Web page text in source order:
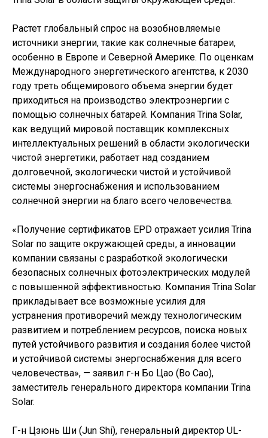
Растет глобальный спрос на возобновляемые
источники энергии, такие как солнечные батареи,
особенно в Европе и Северной Америке. По оценкам
Международного энергетического агентства, к 2030
году треть общемирового объема энергии будет
приходиться на производство электроэнергии с
помощью солнечных батарей. Компания Trina Solar,
как ведущий мировой поставщик комплексных
интеллектуальных решений в области экологически
чистой энергетики, работает над созданием
долговечной, экологически чистой и устойчивой
системы энергоснабжения и использованием
солнечной энергии на благо всего человечества.
«Получение сертификатов EPD отражает усилия Trina
Solar по защите окружающей среды, а инновации
компании связаны с разработкой экологически
безопасных солнечных фотоэлектрических модулей
с повышенной эффективностью. Компания Trina Solar
прикладывает все возможные усилия для
устранения противоречий между технологическим
развитием и потреблением ресурсов, поиска новых
путей устойчивого развития и создания более чистой
и устойчивой системы энергоснабжения для всего
человечества», — заявил г-н Бо Цао (Bo Cao),
заместитель генерального директора компании Trina
Solar.
Г-н Цзюнь Ши (Jun Shi), генеральный директор UL-